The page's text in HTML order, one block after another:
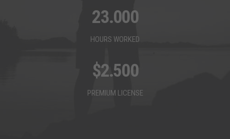
23.000
HOURS WORKED
$2.500
PREMIUM LICENSE